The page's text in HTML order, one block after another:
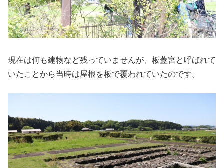
現在は何も建物など残っていませんが、板蓋宮と呼ばれて
いたことから当時は屋根を板で覆われていたのです。